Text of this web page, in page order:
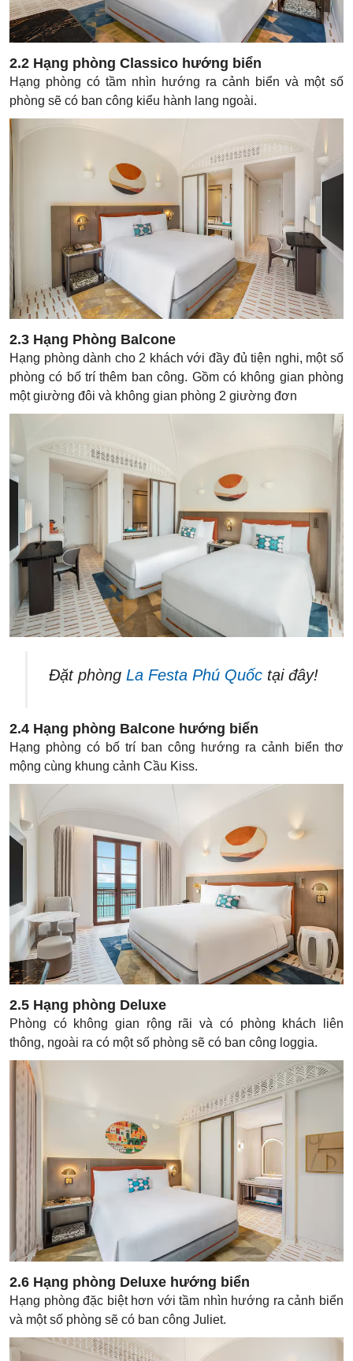
2.2 Hạng phòng Classico hướng biển
Hạng phòng có tầm nhìn hướng ra cảnh biển và một số
phòng sẽ có ban công kiểu hành lang ngoài.
2.3 Hạng Phòng Balcone
Hạng phòng dành cho 2 khách với đầy đủ tiện nghi, một số
phòng có bố trí thêm ban công. Gồm có không gian phòng
một giường đôi và không gian phòng 2 giường đơn
Đặt phòng La Festa Phú Quốc tại đây!
2.4 Hạng phòng Balcone hướng biển
Hạng phòng có bố trí ban công hướng ra cảnh biển thơ
mộng cùng khung cảnh Cầu Kiss.
2.5 Hạng phòng Deluxe
Phòng có không gian rộng rãi và có phòng khách liên
thông, ngoài ra có một số phòng sẽ có ban công loggia.
2.6 Hạng phòng Deluxe hướng biển
Hạng phòng đặc biệt hơn với tầm nhìn hướng ra cảnh biển
và một số phòng sẽ có ban công Juliet.